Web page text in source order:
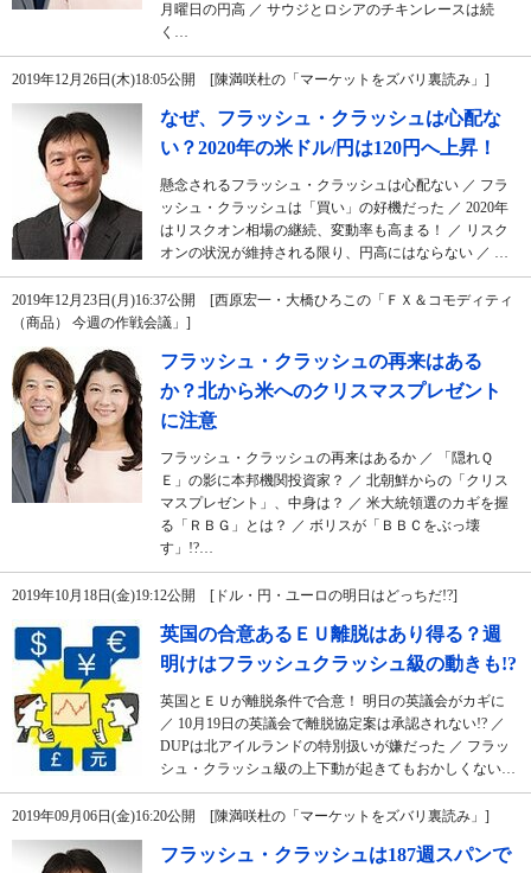
月曜日の円高 ／ サウジとロシアのチキンレースは続
く…
2019年12月26日(木)18:05公開 [陳満咲杜の「マーケットをズバリ裏読み」]
なぜ、フラッシュ・クラッシュは心配な
い？2020年の米ドル/円は120円へ上昇！
懸念されるフラッシュ・クラッシュは心配ない ／ フラ
ッシュ・クラッシュは「買い」の好機だった ／ 2020年
はリスクオン相場の継続、変動率も高まる！ ／ リスク
オンの状況が維持される限り、円高にはならない ／ …
2019年12月23日(月)16:37公開 [西原宏一・大橋ひろこの「ＦＸ＆コモディティ
（商品） 今週の作戦会議」]
フラッシュ・クラッシュの再来はある
か？北から米へのクリスマスプレゼント
に注意
フラッシュ・クラッシュの再来はあるか ／ 「隠れＱ
Ｅ」の影に本邦機関投資家？ ／ 北朝鮮からの「クリス
マスプレゼント」、中身は？ ／ 米大統領選のカギを握
る「ＲＢＧ」とは？ ／ ボリスが「ＢＢＣをぶっ壊
す」!?…
2019年10月18日(金)19:12公開 [ドル・円・ユーロの明日はどっちだ!?]
英国の合意あるＥＵ離脱はあり得る？週
明けはフラッシュクラッシュ級の動きも!?
英国とＥＵが離脱条件で合意！ 明日の英議会がカギに
／ 10月19日の英議会で離脱協定案は承認されない!? ／
DUPは北アイルランドの特別扱いが嫌だった ／ フラッ
シュ・クラッシュ級の上下動が起きてもおかしくない…
2019年09月06日(金)16:20公開 [陳満咲杜の「マーケットをズバリ裏読み」]
フラッシュ・クラッシュは187週スパンで